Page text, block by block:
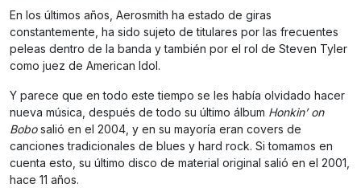
En los últimos años, Aerosmith ha estado de giras
constantemente, ha sido sujeto de titulares por las frecuentes
peleas dentro de la banda y también por el rol de Steven Tyler
como juez de American Idol.
Y parece que en todo este tiempo se les había olvidado hacer
nueva música, después de todo su último álbum Honkin’ on
Bobosalió en el 2004, y en su mayoría eran covers de
canciones tradicionales de blues y hard rock. Si tomamos en
cuenta esto, su último disco de material original salió en el 2001,
hace 11 años.